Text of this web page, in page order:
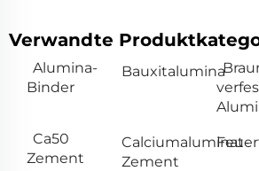
Verwandte
Alumina-
Binder
Bauxitalumina
Ca50
Zement
Calciumaluminat-
Zement